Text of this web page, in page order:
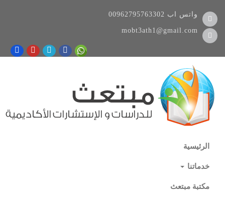
00962795763302 واتس اب
mobt3ath1@gmail.com
الرئيسية
خدماتنا
مكتبة مبتعث